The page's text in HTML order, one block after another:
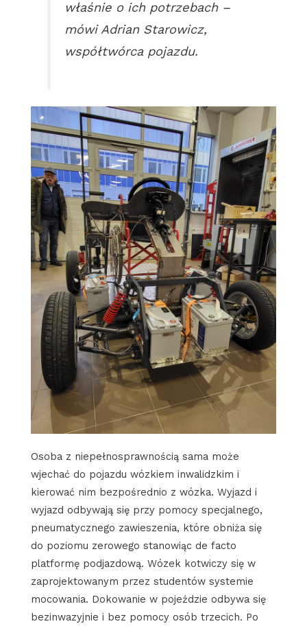
właśnie o ich potrzebach –
mówi Adrian Starowicz,
współtwórca pojazdu.
Osoba z niepełnosprawnością sama może
wjechać do pojazdu wózkiem inwalidzkim i
kierować nim bezpośrednio z wózka. Wyjazd i
wyjazd odbywają się przy pomocy specjalnego,
pneumatycznego zawieszenia, które obniża się
do poziomu zerowego stanowiąc de facto
platformę podjazdową. Wózek kotwiczy się w
zaprojektowanym przez studentów systemie
mocowania. Dokowanie w pojeździe odbywa się
bezinwazyjnie i bez pomocy osób trzecich. Po